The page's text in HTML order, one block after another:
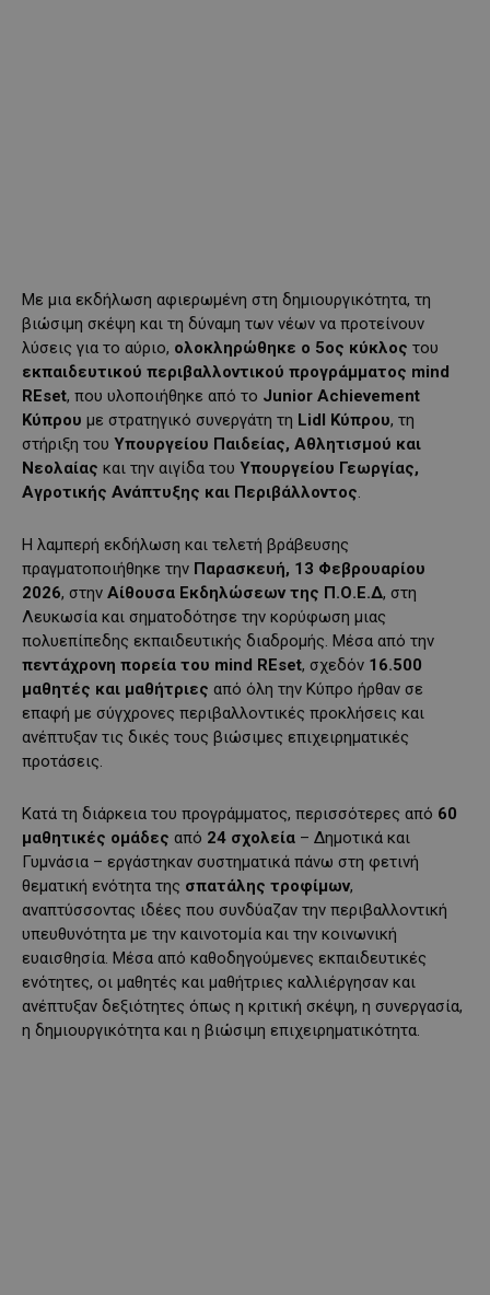
Με μια εκδήλωση αφιερωμένη στη δημιουργικότητα, τη
βιώσιμη σκέψη και τη δύναμη των νέων να προτείνουν
λύσεις για το αύριο, ολοκληρώθηκε ο 5ος κύκλος του
εκπαιδευτικού περιβαλλοντικού προγράμματος mind
REset, που υλοποιήθηκε από το Junior Achievement
Κύπρου με στρατηγικό συνεργάτη τη Lidl Κύπρου, τη
στήριξη του Υπουργείου Παιδείας, Αθλητισμού και
Νεολαίας και την αιγίδα του Υπουργείου Γεωργίας,
Αγροτικής Ανάπτυξης και Περιβάλλοντος.
Η λαμπερή εκδήλωση και τελετή βράβευσης
πραγματοποιήθηκε την Παρασκευή, 13 Φεβρουαρίου
2026, στην Αίθουσα Εκδηλώσεων της Π.Ο.Ε.Δ, στη
Λευκωσία και σηματοδότησε την κορύφωση μιας
πολυεπίπεδης εκπαιδευτικής διαδρομής. Μέσα από την
πεντάχρονη πορεία του mind REset, σχεδόν 16.500
μαθητές και μαθήτριες από όλη την Κύπρο ήρθαν σε
επαφή με σύγχρονες περιβαλλοντικές προκλήσεις και
ανέπτυξαν τις δικές τους βιώσιμες επιχειρηματικές
προτάσεις.
Κατά τη διάρκεια του προγράμματος, περισσότερες από 60
μαθητικές ομάδες από 24 σχολεία – Δημοτικά και
Γυμνάσια – εργάστηκαν συστηματικά πάνω στη φετινή
θεματική ενότητα της σπατάλης τροφίμων,
αναπτύσσοντας ιδέες που συνδύαζαν την περιβαλλοντική
υπευθυνότητα με την καινοτομία και την κοινωνική
ευαισθησία. Μέσα από καθοδηγούμενες εκπαιδευτικές
ενότητες, οι μαθητές και μαθήτριες καλλιέργησαν και
ανέπτυξαν δεξιότητες όπως η κριτική σκέψη, η συνεργασία,
η δημιουργικότητα και η βιώσιμη επιχειρηματικότητα.